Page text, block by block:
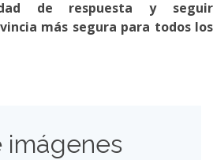
de respuesta y seguir
más segura para todos los
imágenes